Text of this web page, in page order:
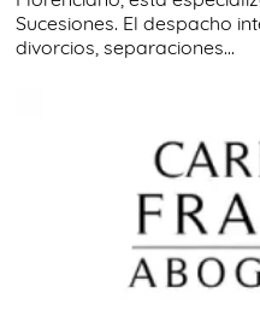
Sucesiones. El despacho
divorcios, separaciones...